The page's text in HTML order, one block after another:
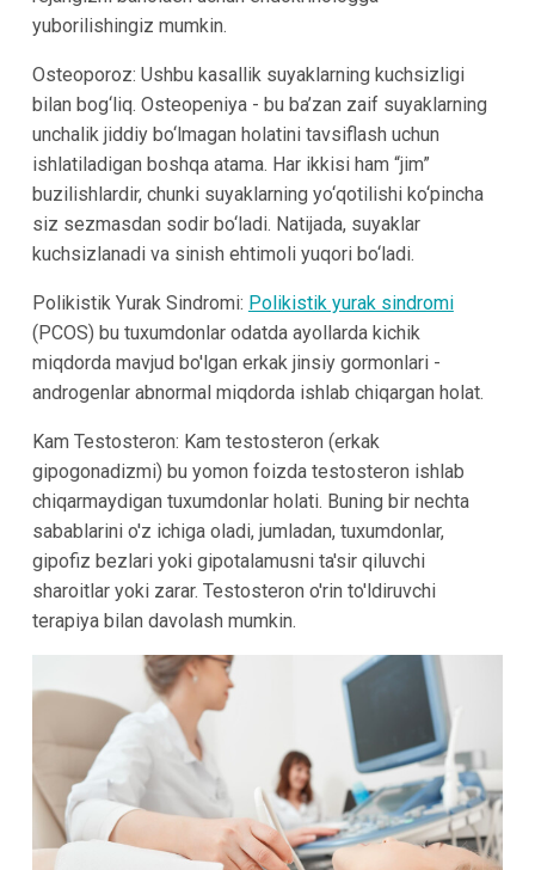
yuborilishingiz mumkin.
Osteoporoz: Ushbu kasallik suyaklarning kuchsizligi
bilan bog‘liq. Osteopeniya - bu ba’zan zaif suyaklarning
unchalik jiddiy bo‘lmagan holatini tavsiflash uchun
ishlatiladigan boshqa atama. Har ikkisi ham “jim”
buzilishlardir, chunki suyaklarning yo‘qotilishi ko‘pincha
siz sezmasdan sodir bo‘ladi. Natijada, suyaklar
kuchsizlanadi va sinish ehtimoli yuqori bo‘ladi.
Polikistik Yurak Sindromi: Polikistik yurak sindromi
(PCOS) bu tuxumdonlar odatda ayollarda kichik
miqdorda mavjud bo'lgan erkak jinsiy gormonlari -
androgenlar abnormal miqdorda ishlab chiqargan holat.
Kam Testosteron: Kam testosteron (erkak
gipogonadizmi) bu yomon foizda testosteron ishlab
chiqarmaydigan tuxumdonlar holati. Buning bir nechta
sabablarini o'z ichiga oladi, jumladan, tuxumdonlar,
gipofiz bezlari yoki gipotalamusni ta'sir qiluvchi
sharoitlar yoki zarar. Testosteron o'rin to'ldiruvchi
terapiya bilan davolash mumkin.